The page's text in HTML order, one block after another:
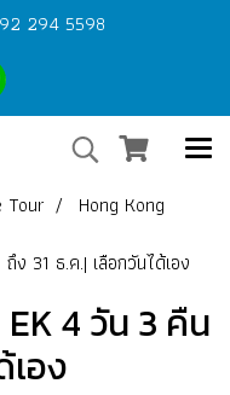
294 5598
Tour
Hong Kong
31 ธ.ค.| เลือกวันได้เอง
4 วัน 3 คืน
เอง